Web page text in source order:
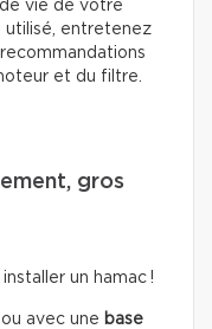
vie de votre
utilisé, entretenez
et du filtre.
gros
un hamac !
ou avec une base